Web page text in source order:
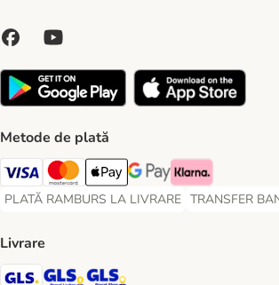
Metode de plată
Visa Payment Method
Master Card Payment Method
Apple Pay Payment Method
Google Pay Payment
Klarna Payment
PLATĂ RAMBURS LA LIVRARE
PLATĂ RAMBURS LA LIVRARE Payment Method
TRANSFER
TRANSFER
Livrare
GLS Shipping Method
GLS Locker Shipping Method